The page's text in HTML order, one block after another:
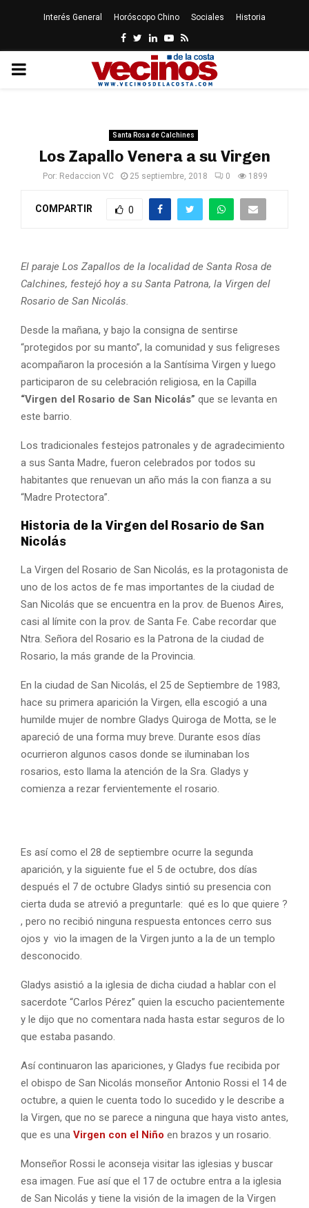
Interés General Horóscopo Chino Sociales Historia
Facebook
Twitter
LinkedinYoutube
Rss
PRIMARY
Santa Rosa de Calchines
Los Zapallo Venera a su Virgen
Por: Redaccion VC 25 septiembre, 2018 0 1899
COMPARTIR 0
El paraje Los Zapallos de la localidad de Santa Rosa de
Calchines, festejó hoy a su Santa Patrona, la Virgen del
Rosario de San Nicolás.
Desde la mañana, y bajo la consigna de sentirse
“protegidos por su manto”, la comunidad y sus feligreses
acompañaron la procesión a la Santísima Virgen y luego
participaron de su celebración religiosa, en la Capilla
“Virgen del Rosario de San Nicolás” que se levanta en
este barrio.
Los tradicionales festejos patronales y de agradecimiento
a sus Santa Madre, fueron celebrados por todos su
habitantes que renuevan un año más la con fianza a su
“Madre Protectora”.
Historia de la Virgen del Rosario de San
Nicolás
La Virgen del Rosario de San Nicolás, es la protagonista de
uno de los actos de fe mas importantes de la ciudad de
San Nicolás que se encuentra en la prov. de Buenos Aires,
casi al límite con la prov. de Santa Fe. Cabe recordar que
Ntra. Señora del Rosario es la Patrona de la ciudad de
Rosario, la más grande de la Provincia.
En la ciudad de San Nicolás, el 25 de Septiembre de 1983,
hace su primera aparición la Virgen, ella escogió a una
humilde mujer de nombre Gladys Quiroga de Motta, se le
apareció de una forma muy breve. Durante esos días
ocurrieron algunos casos donde se iluminaban los
rosarios, esto llama la atención de la Sra. Gladys y
comienza a rezar fervientemente el rosario.
Es así como el 28 de septiembre ocurre la segunda
aparición, y la siguiente fue el 5 de octubre, dos días
después el 7 de octubre Gladys sintió su presencia con
cierta duda se atrevió a preguntarle: qué es lo que quiere ?
, pero no recibió ninguna respuesta entonces cerro sus
ojos y vio la imagen de la Virgen junto a la de un templo
desconocido.
Gladys asistió a la iglesia de dicha ciudad a hablar con el
sacerdote “Carlos Pérez” quien la escucho pacientemente
y le dijo que no comentara nada hasta estar seguros de lo
que estaba pasando.
Así continuaron las apariciones, y Gladys fue recibida por
el obispo de San Nicolás monseñor Antonio Rossi el 14 de
octubre, a quien le cuenta todo lo sucedido y le describe a
la Virgen, que no se parece a ninguna que haya visto antes,
que es una Virgen con el Niño en brazos y un rosario.
Monseñor Rossi le aconseja visitar las iglesias y buscar
esa imagen. Fue así que el 17 de octubre entra a la iglesia
de San Nicolás y tiene la visión de la imagen de la Virgen